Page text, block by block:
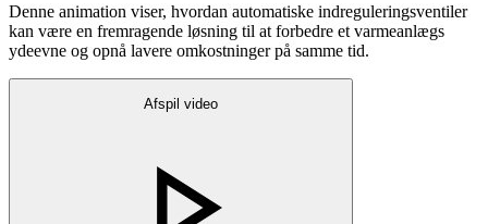
Denne animation viser, hvordan automatiske indreguleringsventiler
kan være en fremragende løsning til at forbedre et varmeanlægs
ydeevne og opnå lavere omkostninger på samme tid.
Afspil video